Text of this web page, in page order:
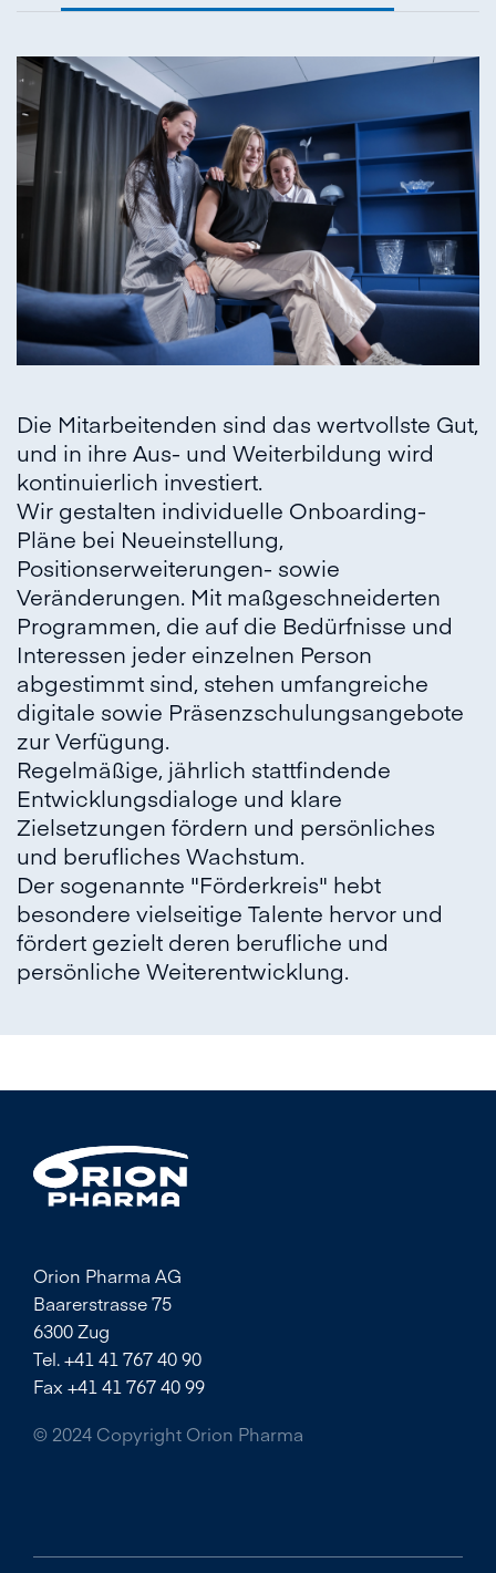
Die Mitarbeitenden sind das wertvollste Gut,
und in ihre Aus- und Weiterbildung wird
kontinuierlich investiert.
Wir gestalten individuelle Onboarding-
Pläne bei Neueinstellung,
Positionserweiterungen- sowie
Veränderungen. Mit maßgeschneiderten
Programmen, die auf die Bedürfnisse und
Interessen jeder einzelnen Person
abgestimmt sind, stehen umfangreiche
digitale sowie Präsenzschulungsangebote
zur Verfügung.
Regelmäßige, jährlich stattfindende
Entwicklungsdialoge und klare
Zielsetzungen fördern und persönliches
und berufliches Wachstum.
Der sogenannte "Förderkreis" hebt
besondere vielseitige Talente hervor und
fördert gezielt deren berufliche und
persönliche Weiterentwicklung.
Orion Pharma AG
Baarerstrasse 75
6300 Zug
Tel. +41 41 767 40 90
Fax +41 41 767 40 99
© 2024 Copyright Orion Pharma